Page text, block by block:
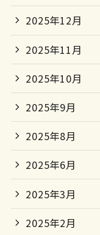
2025年12月
2025年11月
2025年10月
2025年9月
2025年8月
2025年6月
2025年3月
2025年2月